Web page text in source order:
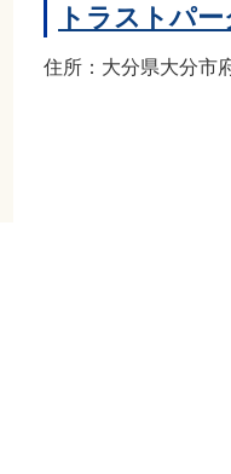
トラストパ
住所：大分県大分市